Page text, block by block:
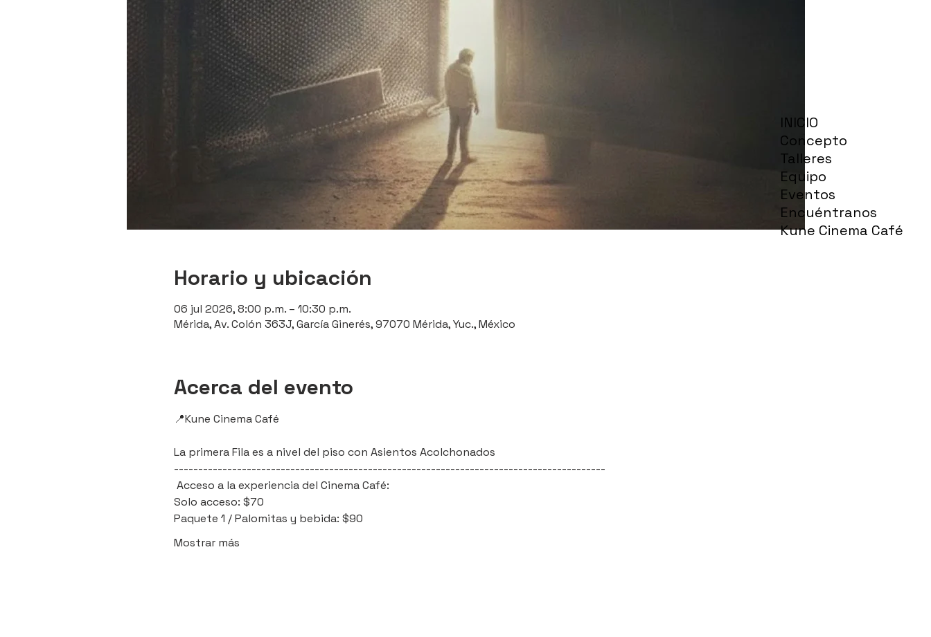
INICIO
Concepto
Talleres
Equipo
Eventos
Encuéntranos
Kune Cinema Café
Horario y ubicación
06 jul 2026, 8:00 p.m. – 10:30 p.m.
Mérida, Av. Colón 363J, García Ginerés, 97070 Mérida, Yuc., México
Acerca del evento
📍Kune Cinema Café
La primera Fila es a nivel del piso con Asientos Acolchonados
-----------------------------------------------------------------------------------------
Acceso a la experiencia del Cinema Café:
Solo acceso: $70
Paquete 1 / Palomitas y bebida: $90
Mostrar más